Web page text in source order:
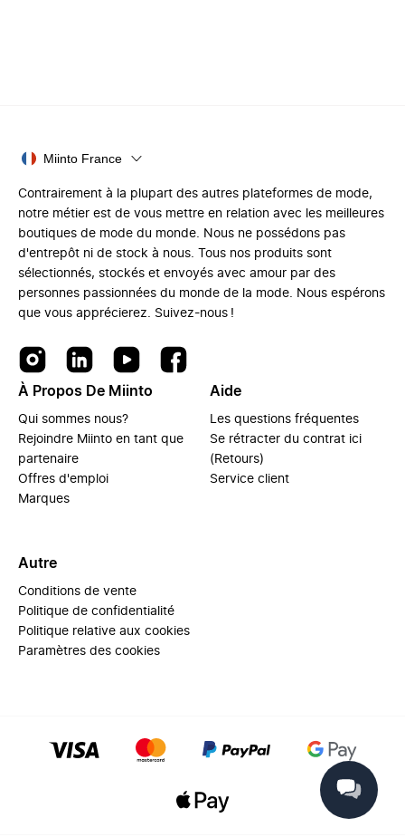
Miinto France
Contrairement à la plupart des autres plateformes de mode,
notre métier est de vous mettre en relation avec les meilleures
boutiques de mode du monde. Nous ne possédons pas
d'entrepôt ni de stock à nous. Tous nos produits sont
sélectionnés, stockés et envoyés avec amour par des
personnes passionnées du monde de la mode. Nous espérons
que vous apprécierez. Suivez-nous !
À Propos De Miinto
Qui sommes nous?
Rejoindre Miinto en tant que
partenaire
Offres d'emploi
Marques
Aide
Les questions fréquentes
Se rétracter du contrat ici
(Retours)
Service client
Autre
Conditions de vente
Politique de confidentialité
Politique relative aux cookies
Paramètres des cookies